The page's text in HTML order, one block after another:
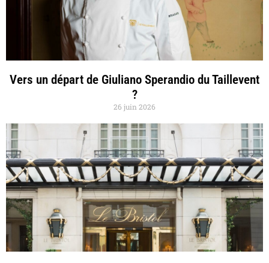
Vers un départ de Giuliano Sperandio du Taillevent
?
26 juin 2026